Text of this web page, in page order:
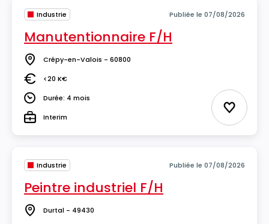
Industrie Publiée le 07/08/2026
Manutentionnaire F/H
Lieu Crépy-en-Valois - 60800
Salaire<20 K€
DuréeDurée: 4 mois
TypeInterim Ajouter
Industrie Publiée le 07/08/2026
Peintre industriel F/H
Lieu Durtal - 49430